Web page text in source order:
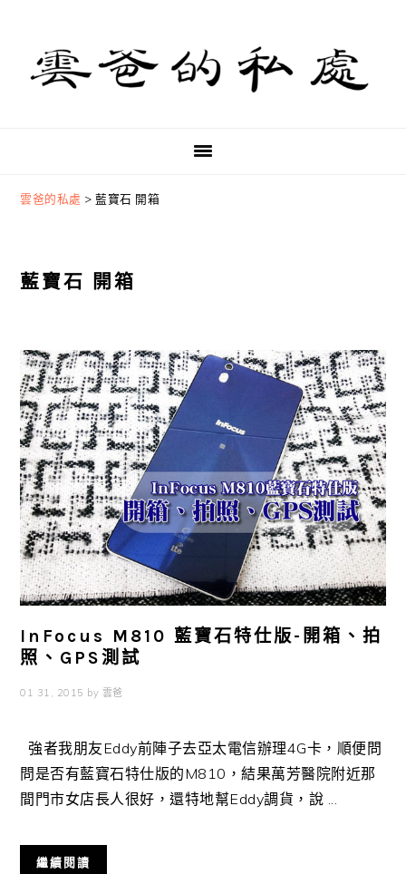
primary
navigation
content
primary
sidebar
雲爸的私處 >藍寶石 開箱
藍寶石 開箱
InFocus M810 藍寶石特仕版-開箱、拍
照、GPS測試
01 31, 2015 by 雲爸
強者我朋友Eddy前陣子去亞太電信辦理4G卡，順便問
問是否有藍寶石特仕版的M810，結果萬芳醫院附近那
間門市女店長人很好，還特地幫Eddy調貨，說 ...
繼續閱讀